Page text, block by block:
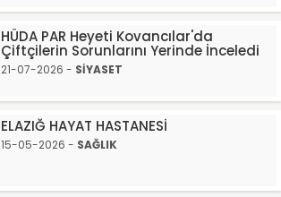
HÜDA PAR Heyeti Kovancılar'da
Çiftçilerin Sorunlarını Yerinde İnceledi
21-07-2026 - SİYASET
ELAZIĞ HAYAT HASTANESİ
15-05-2026 - SAĞLIK